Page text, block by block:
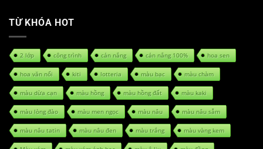
TỪ KHÓA HOT
2 lớp công trình cản nắng cản nắng 100% hoa sen
hoa văn nổi kiti lotteria màu bạc màu chàm
màu dừa cạn màu hồng màu hồng đất màu kaki
màu lòng đào màu men ngọc màu nâu màu nâu sẫm
màu nâu tatin màu nâu đen màu trắng màu vàng kem